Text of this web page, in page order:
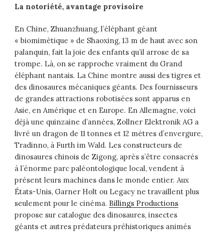
La notoriété, avantage provisoire
En Chine, Zhuanzhuang, l’éléphant géant
« biomimétique » de Shaoxing, 13 m de haut avec son
palanquin, fait la joie des enfants qu’il arrose de sa
trompe. Là, on se rapproche vraiment du Grand
éléphant nantais. La Chine montre aussi des tigres et
des dinosaures mécaniques géants. Des fournisseurs
de grandes attractions robotisées sont apparus en
Asie, en Amérique et en Europe. En Allemagne, voici
déjà une quinzaine d’années, Zollner Elektronik AG a
livré un dragon de 11 tonnes et 12 mètres d’envergure,
Tradinno, à Furth im Wald. Les constructeurs de
dinosaures chinois de Zigong, après s’être consacrés
à l’énorme parc paléontologique local, vendent à
présent leurs machines dans le monde entier. Aux
États-Unis, Garner Holt ou Legacy ne travaillent plus
seulement pour le cinéma. Billings Productions
propose sur catalogue des dinosaures, insectes
géants et autres prédateurs préhistoriques animés